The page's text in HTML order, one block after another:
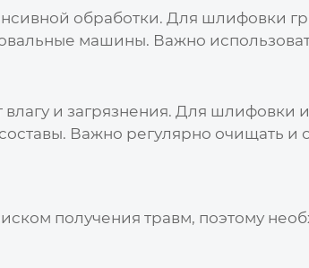
обработки. Для шлифовки
машины. Важно
и загрязнения. Для шлифовки
Важно регулярно очищать и
получения травм, поэтому